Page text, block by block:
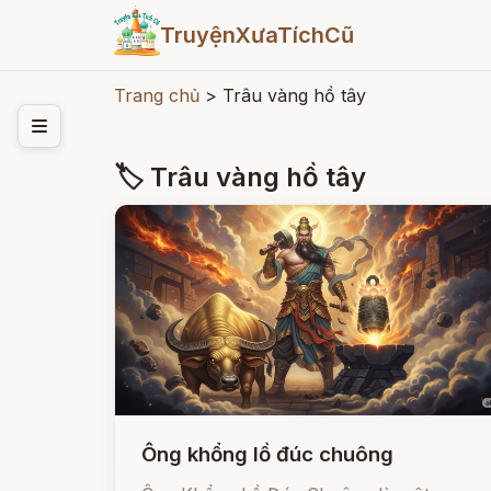
TruyệnXưaTíchCũ
Trang chủ > Trâu vàng hồ tây
🏷 Trâu vàng hồ tây
Ông khổng lồ đúc chuông